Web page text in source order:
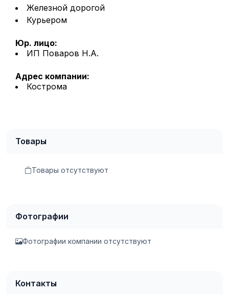
Железной дорогой
Курьером
Юр. лицо:
ИП Поваров Н.А.
Адрес компании:
Кострома
Товары
Товары отсутствуют
Фотографии
Фотографии компании отсутствуют
Контакты